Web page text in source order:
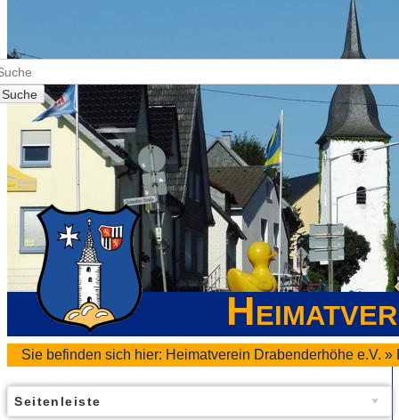
Suche
Sie befinden sich hier: Heimatverein Drabenderhöhe e.V. »
Seitenleiste